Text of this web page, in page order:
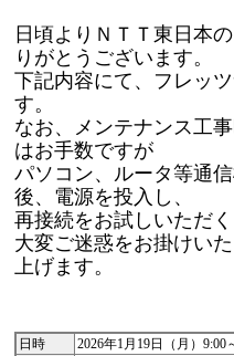
日頃よりＮＴＴ東日本
りがとうございます。
下記内容にて、フレッ
す。
なお、メンテナンス工
はお手数ですが
パソコン、ルータ等通
後、電源を投入し、
再接続をお試しいただ
大変ご迷惑をお掛けい
上げます。
日時 2026年1月19日（月）9:00